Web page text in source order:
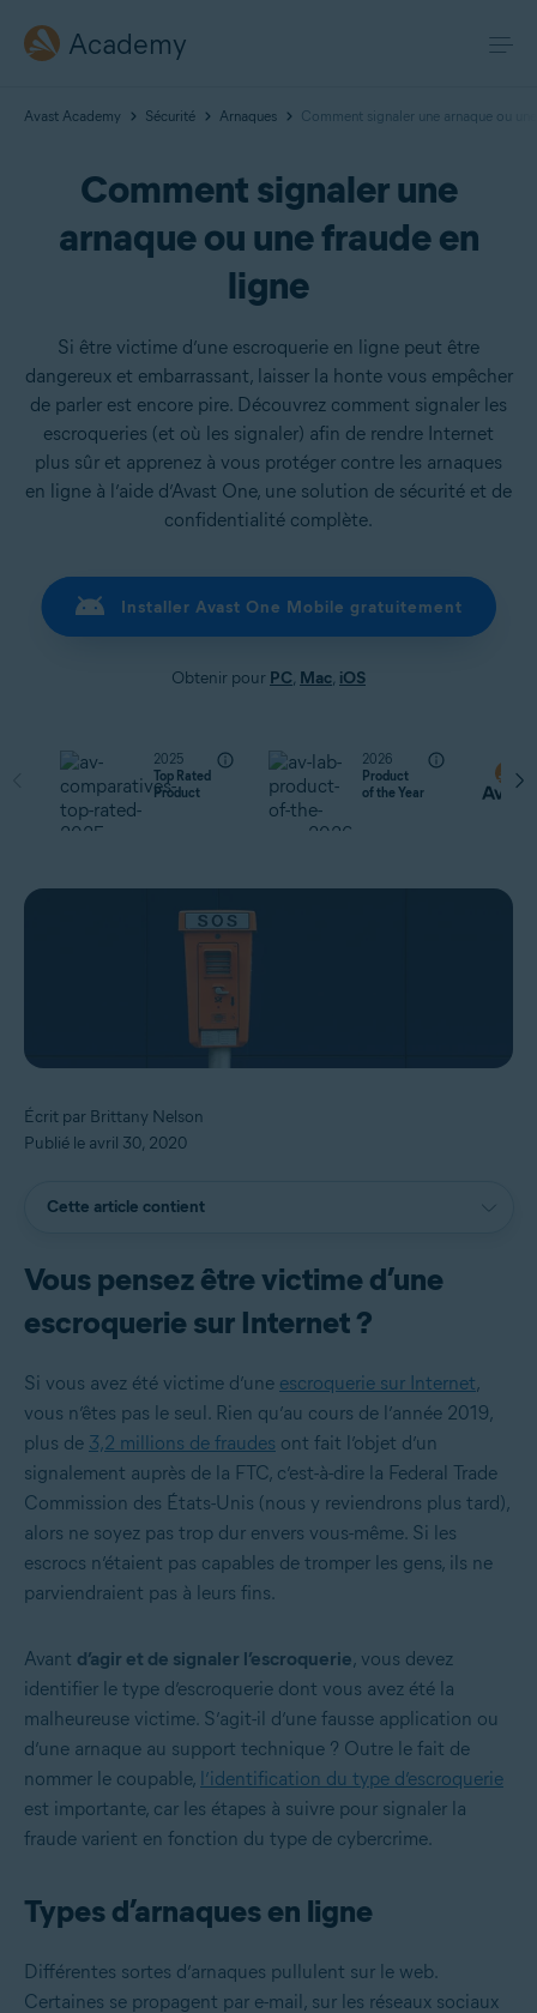
Academy
Avast Academy Sécurité Arnaques Comment signaler une arnaque ou
Comment signaler une
arnaque ou une fraude en
ligne
Si être victime d’une escroquerie en ligne peut être
dangereux et embarrassant, laisser la honte vous empêcher
de parler est encore pire. Découvrez comment signaler les
escroqueries (et où les signaler) afin de rendre Internet
plus sûr et apprenez à vous protéger contre les arnaques
en ligne à l’aide d’Avast One, une solution de sécurité et de
confidentialité complète.
Installer Avast One Mobile gratuitement
Obtenir pour PC, Mac, iOS
2025
Top Rated
Product
2026
Product
of the Year
Écrit par Brittany Nelson
Publié le avril 30, 2020
Cette article contient
Vous pensez être victime d’une
escroquerie sur Internet ?
Si vous avez été victime d’une escroquerie sur Internet,
vous n’êtes pas le seul. Rien qu’au cours de l’année 2019,
plus de 3,2 millions de fraudes ont fait l’objet d’un
signalement auprès de la FTC, c’est-à-dire la Federal Trade
Commission des États-Unis (nous y reviendrons plus tard),
alors ne soyez pas trop dur envers vous-même. Si les
escrocs n’étaient pas capables de tromper les gens, ils ne
parviendraient pas à leurs fins.
Avant d’agir et de signaler l’escroquerie, vous devez
identifier le type d’escroquerie dont vous avez été la
malheureuse victime. S’agit-il d’une fausse application ou
d’une arnaque au support technique ? Outre le fait de
nommer le coupable, l’identification du type d’escroquerie
est importante, car les étapes à suivre pour signaler la
fraude varient en fonction du type de cybercrime.
Types d’arnaques en ligne
Différentes sortes d’arnaques pullulent sur le web.
Certaines se propagent par e-mail, sur les réseaux sociaux